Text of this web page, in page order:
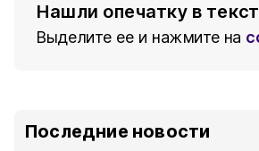
Нашли опечатку в
Выделите ее и нажмите на
Последние новости